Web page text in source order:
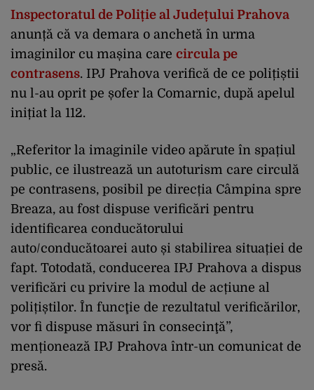
Inspectoratul de Poliție al Județului Prahova
anunță că va demara o anchetă în urma
imaginilor cu mașina care circula pe
contrasens. IPJ Prahova verifică de ce polițiștii
nu l-au oprit pe șofer la Comarnic, după apelul
inițiat la 112.
„Referitor la imaginile video apărute în spațiul
public, ce ilustrează un autoturism care circulă
pe contrasens, posibil pe direcția Câmpina spre
Breaza, au fost dispuse verificări pentru
identificarea conducătorului
auto/conducătoarei auto și stabilirea situației de
fapt. Totodată, conducerea IPJ Prahova a dispus
verificări cu privire la modul de acțiune al
polițiștilor. În funcţie de rezultatul verificărilor,
vor fi dispuse măsuri în consecinţă”,
menționează IPJ Prahova într-un comunicat de
presă.